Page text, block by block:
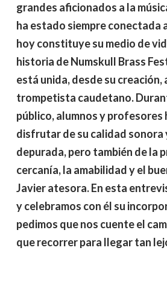
grandes aficionados a la
ha estado siempre conectada
hoy constituye su medio de
historia de Numskull Brass
está unida, desde su creación,
trompetista caudetano.
público, alumnos y profesores
disfrutar de su calidad sonora
depurada, pero también de la
cercanía, la amabilidad y el
Javier atesora. En esta
y celebramos con él su
pedimos que nos cuente el
que recorrer para llegar tan